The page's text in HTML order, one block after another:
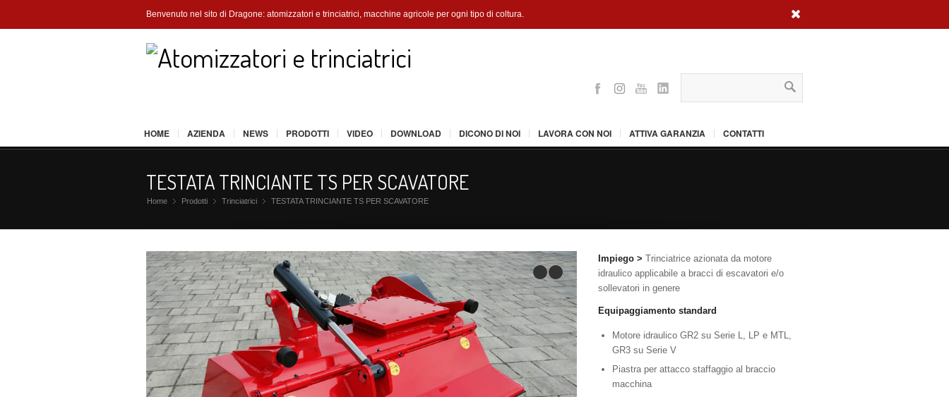
Benvenuto nel sito di Dragone: atomizzatori e trinciatrici, macchine agricole per ogni tipo di coltura.
HOME AZIENDA NEWS PRODOTTI VIDEO DOWNLOAD DICONO DI NOI LAVORA CON NOI ATTIVA GARANZIA CONTATTI
FacebookGplusYoutube
TESTATA TRINCIANTE TS PER SCAVATORE
Home »
Prodotti »
Trinciatrici »
TESTATA TRINCIANTE TS PER SCAVATORE
previous
Impiego > Trinciatrice azionata da motore
idraulico applicabile a bracci di escavatori e/o
sollevatori in genere
Equipaggiamento standard
Motore idraulico GR2 su Serie L, LP e MTL,
GR3 su Serie V
Piastra per attacco staffaggio al braccio
macchina